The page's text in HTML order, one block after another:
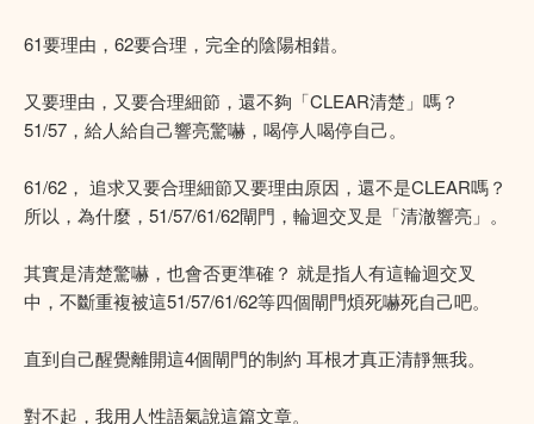
61要理由，62要合理，完全的陰陽相錯。
又要理由，又要合理細節，還不夠「CLEAR清楚」嗎？
51/57，給人給自己響亮驚嚇，喝停人喝停自己。
61/62， 追求又要合理細節又要理由原因，還不是CLEAR嗎？
所以，為什麼，51/57/61/62閘門，輪迴交叉是「清澈響亮」。
其實是清楚驚嚇，也會否更準確？ 就是指人有這輪迴交叉
中，不斷重複被這51/57/61/62等四個閘門煩死嚇死自己吧。
直到自己醒覺離開這4個閘門的制約 耳根才真正清靜無我。
對不起，我用人性語氣說這篇文章。